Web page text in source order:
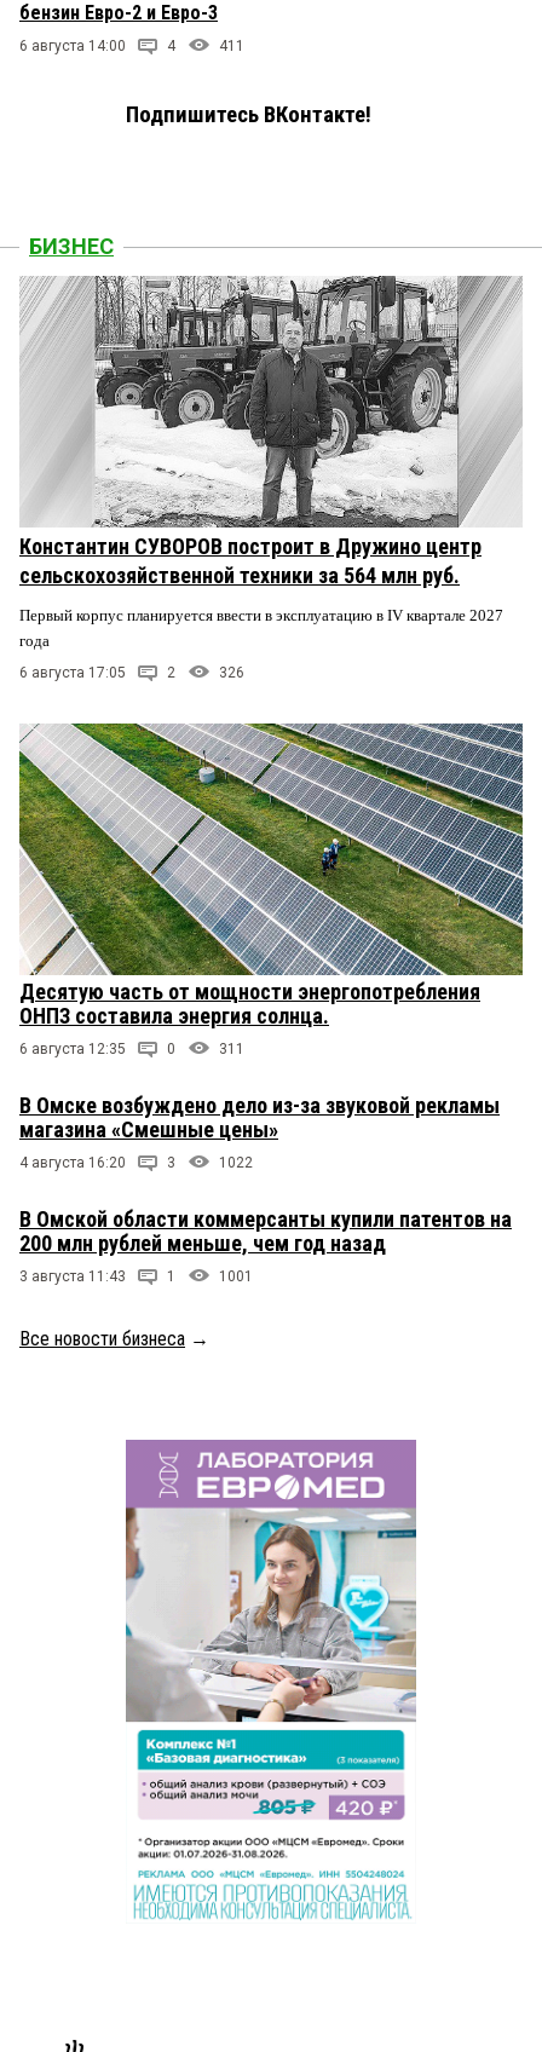
бензин Евро-2 и Евро-3
6 августа 14:00 4 411
Подпишитесь ВКонтакте!
БИЗНЕС
Константин СУВОРОВ построит в Дружино центр
сельскохозяйственной техники за 564 млн руб.
Первый корпус планируется ввести в эксплуатацию в IV квартале 2027
года
6 августа 17:05 2 326
Десятую часть от мощности энергопотребления
ОНПЗ составила энергия солнца.
6 августа 12:35 0 311
В Омске возбуждено дело из-за звуковой рекламы
магазина «Смешные цены»
4 августа 16:20 3 1022
В Омской области коммерсанты купили патентов на
200 млн рублей меньше, чем год назад
3 августа 11:43 1 1001
Все новости бизнеса →